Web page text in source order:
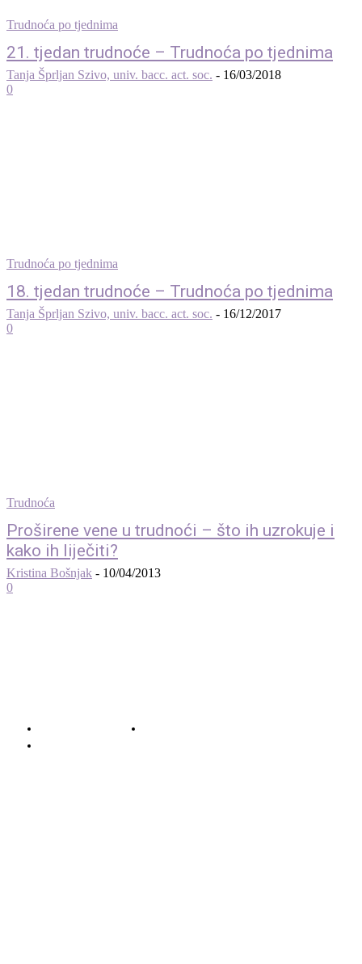
Trudnoća po tjednima
21. tjedan trudnoće – Trudnoća po tjednima
Tanja Šprljan Szivo, univ. bacc. act. soc. - 16/03/2018
0
Trudnoća po tjednima
18. tjedan trudnoće – Trudnoća po tjednima
Tanja Šprljan Szivo, univ. bacc. act. soc. - 16/12/2017
0
Trudnoća
Proširene vene u trudnoći – što ih uzrokuje i
kako ih liječiti?
Kristina Bošnjak - 10/04/2013
0